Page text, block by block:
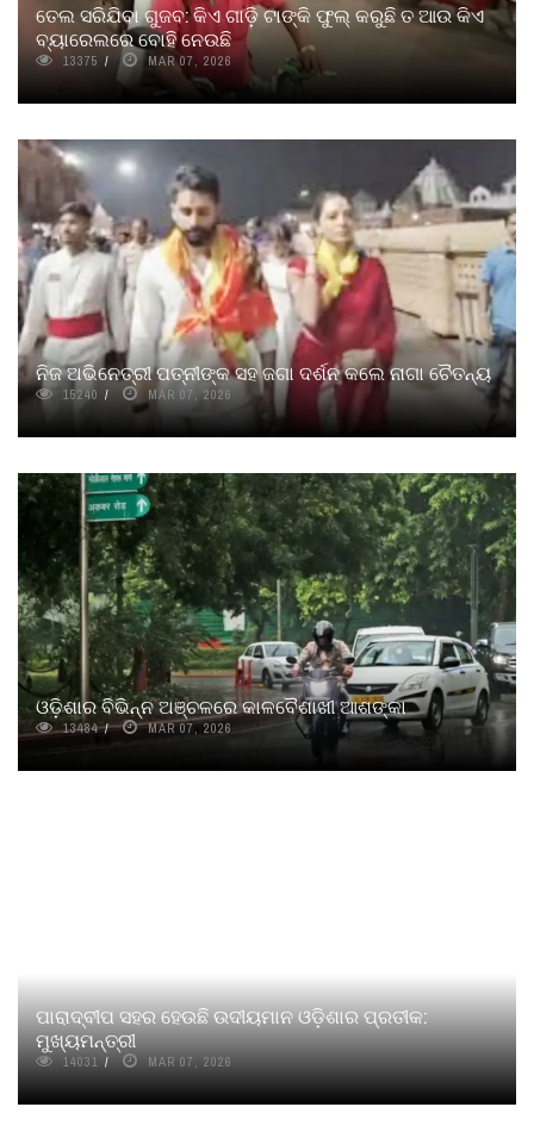
ତେଲ ସରିଯିବା ଗୁଜବ: କିଏ ଗାଡ଼ି ଟାଙ୍କି ଫୁଲ୍‌ କରୁଛି ତ ଆଉ କିଏ
ବ୍ୟାରେଲରେ ବୋହି ନେଉଛି
13375 MAR 07, 2026
ନିଜ ଅଭିନେତ୍ରୀ ପତ୍ନୀଙ୍କ ସହ ଜଗା ଦର୍ଶନ କଲେ ନାଗା ଚୈତନ୍ୟ
15240 MAR 07, 2026
ଓଡ଼ିଶାର ବିଭିନ୍ନ ଅଞ୍ଚଳରେ କାଳବୈଶାଖୀ ଆଶଙ୍କା
13484 MAR 07, 2026
ପାରାଦ୍ବୀପ ସହର ହେଉଛି ଉଦୀୟମାନ ଓଡ଼ିଶାର ପ୍ରତୀକ:
ମୁଖ୍ୟମନ୍ତ୍ରୀ
14031 MAR 07, 2026